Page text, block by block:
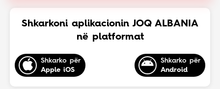
Shkarkoni aplikacionin JOQ ALBANIA
në platformat
Shkarko për
Apple iOS
Shkarko për
Android